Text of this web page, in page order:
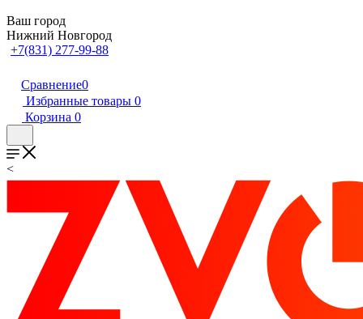
Ваш город
Нижний Новгород
+7(831) 277-99-88
Сравнение0
Избранные товары 0
Корзина 0
<